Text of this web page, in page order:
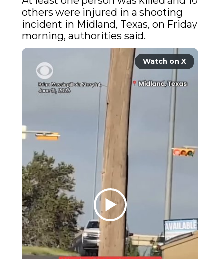
others were injured in a shooting
incident in Midland, Texas, on Friday
morning, authorities said.
Watch on X